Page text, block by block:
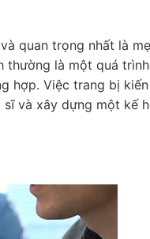
quan trọng nhất là
thường là một quá
hợp. Việc trang bị
và xây dựng một kế